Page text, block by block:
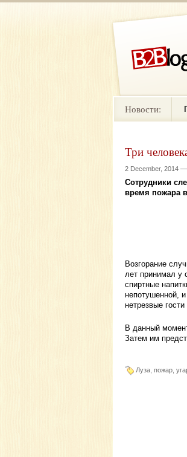
Новости:
Три
2 December, 2014 —
Сотрудники
время пожара
Возгорание
лет принимал у
спиртные
непотушенной,
нетрезвые
В данный
Затем им
Луза, пожар,